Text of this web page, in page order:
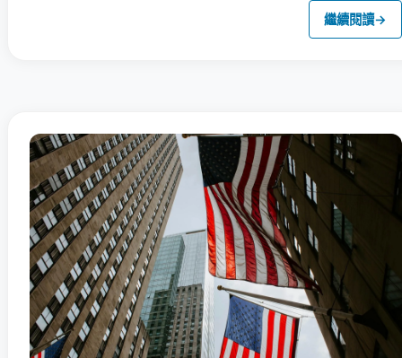
繼續閱讀→